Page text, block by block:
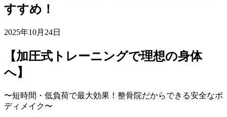
すすめ！
2025年10月24日
【加圧式トレーニングで理想の身体
へ】
〜短時間・低負荷で最大効果！整骨院だからできる安全なボ
ディメイク〜